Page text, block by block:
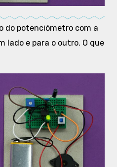
do potenciómetro com a
lado e para o outro. O que